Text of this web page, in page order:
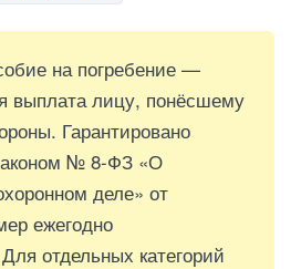
на погребение —
выплата лицу, понёсшему
Гарантировано
№ 8-ФЗ «О
деле» от
ежегодно
отдельных категорий